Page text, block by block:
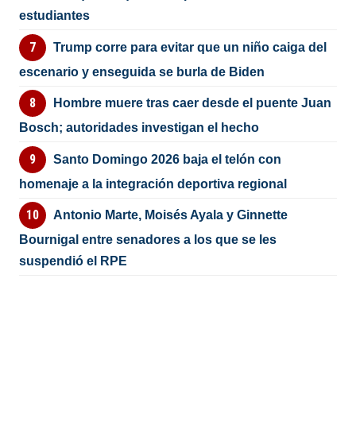
estudiantes
Trump corre para evitar que un niño caiga del
escenario y enseguida se burla de Biden
Hombre muere tras caer desde el puente Juan
Bosch; autoridades investigan el hecho
Santo Domingo 2026 baja el telón con
homenaje a la integración deportiva regional
Antonio Marte, Moisés Ayala y Ginnette
Bournigal entre senadores a los que se les
suspendió el RPE